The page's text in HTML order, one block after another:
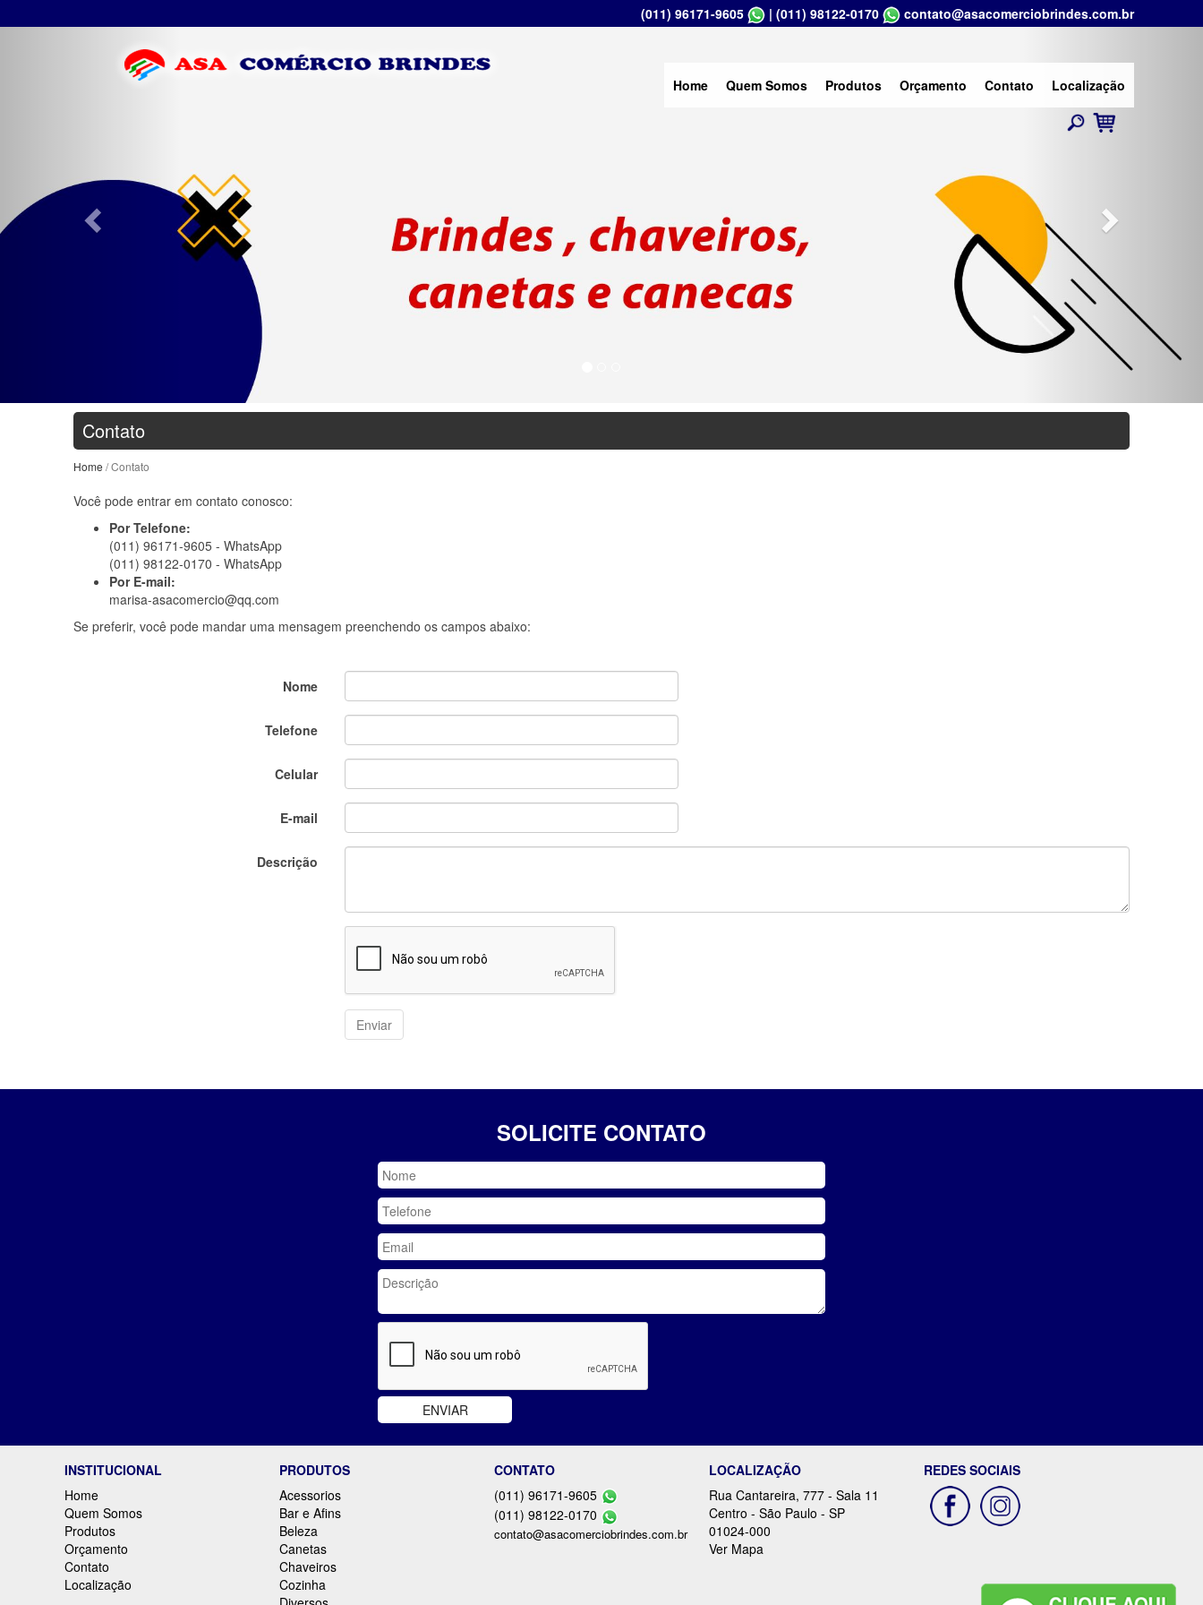
(011) 96171-9605 | (011) 98122-0170 contato@asacomerciobrindes.com.br
Home Quem Somos Produtos Orçamento Contato Localização
Contato
Home / Contato
Você pode entrar em contato conosco:
Por Telefone:
(011) 96171-9605 - WhatsApp
(011) 98122-0170 - WhatsApp
Por E-mail:
marisa-asacomercio@qq.com
Se preferir, você pode mandar uma mensagem preenchendo os campos abaixo:
Nome
Telefone
Celular
E-mail
Descrição
SOLICITE CONTATO
INSTITUCIONAL
Home
Quem Somos
Produtos
Orçamento
Contato
Localização
PRODUTOS
Acessorios
Bar e Afins
Beleza
Canetas
Chaveiros
Cozinha
CONTATO
(011) 96171-9605
(011) 98122-0170
contato@asacomerciobrindes.com.br
LOCALIZAÇÃO
Rua Cantareira, 777 - Sala 11
Centro - São Paulo - SP
01024-000
Ver Mapa
REDES SOCIAIS